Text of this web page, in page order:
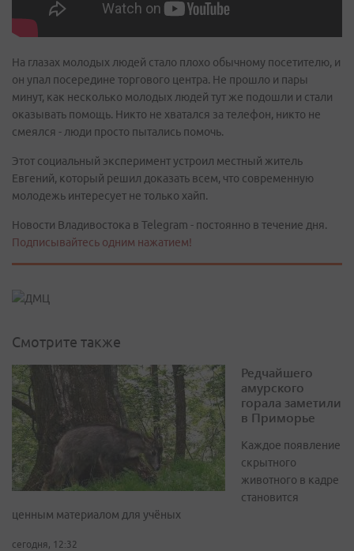
На глазах молодых людей стало плохо обычному посетителю, и
он упал посередине торгового центра. Не прошло и пары
минут, как несколько молодых людей тут же подошли и стали
оказывать помощь. Никто не хватался за телефон, никто не
смеялся - люди просто пытались помочь.
Этот социальный эксперимент устроил местный житель
Евгений, который решил доказать всем, что современную
молодежь интересует не только хайп.
Новости Владивостока в Telegram - постоянно в течение дня.
Подписывайтесь одним нажатием!
Смотрите также
Редчайшего
амурского
горала заметили
в Приморье
Каждое появление
скрытного
животного в кадре
становится
ценным материалом для учёных
сегодня, 12:32